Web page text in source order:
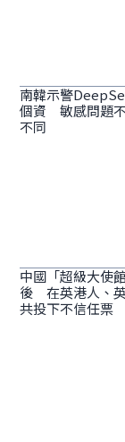
南韓示警
個資 敏感問題
不同
中國「超級大使
後 在英港人、
共投下不信任票